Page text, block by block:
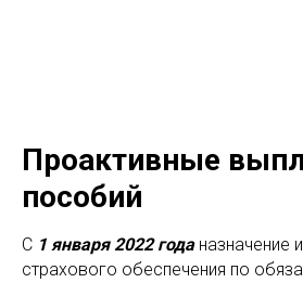
Проактивные
пособий
С 1 января 2022 годаназначение
страхового обеспечения по